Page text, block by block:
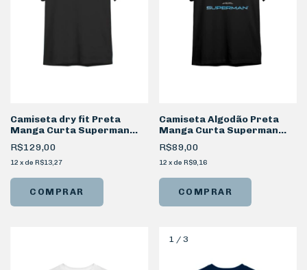
Camiseta dry fit Preta
Manga Curta Superman
Retrô
R$129,00
12 x de R$13,27
COMPRAR
Camiseta Algodão Preta
Manga Curta Superman
Metal
R$89,00
12 x de R$9,16
COMPRAR
1/ 3